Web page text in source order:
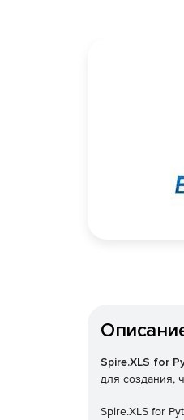
Spire.XLS for
для создания,
Spire.XLS for